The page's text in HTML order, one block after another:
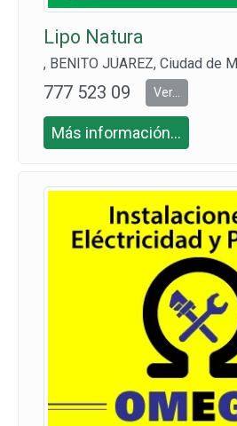
Lipo Natura
, BENITO JUAREZ, Ciudad de
777 523 09
16
Ver...
Más información...